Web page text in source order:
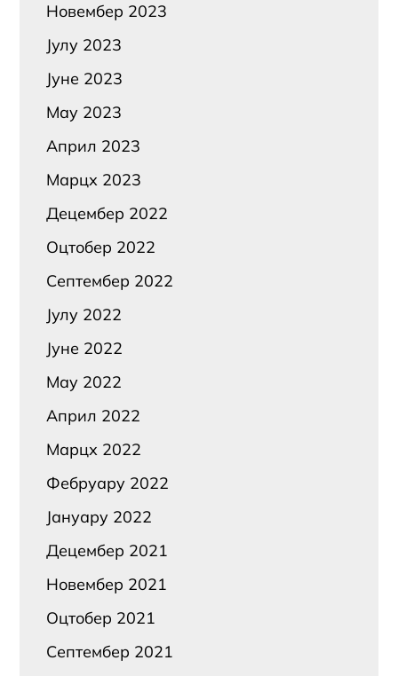
Новембер 2023
Јулy 2023
Јуне 2023
Маy 2023
Април 2023
Марцх 2023
Децембер 2022
Оцтобер 2022
Септембер 2022
Јулy 2022
Јуне 2022
Маy 2022
Април 2022
Марцх 2022
Фебруарy 2022
Јануарy 2022
Децембер 2021
Новембер 2021
Оцтобер 2021
Септембер 2021